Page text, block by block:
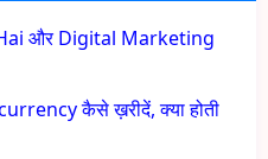
और Digital Marketing
कैसे ख़रीदें, क्या होती